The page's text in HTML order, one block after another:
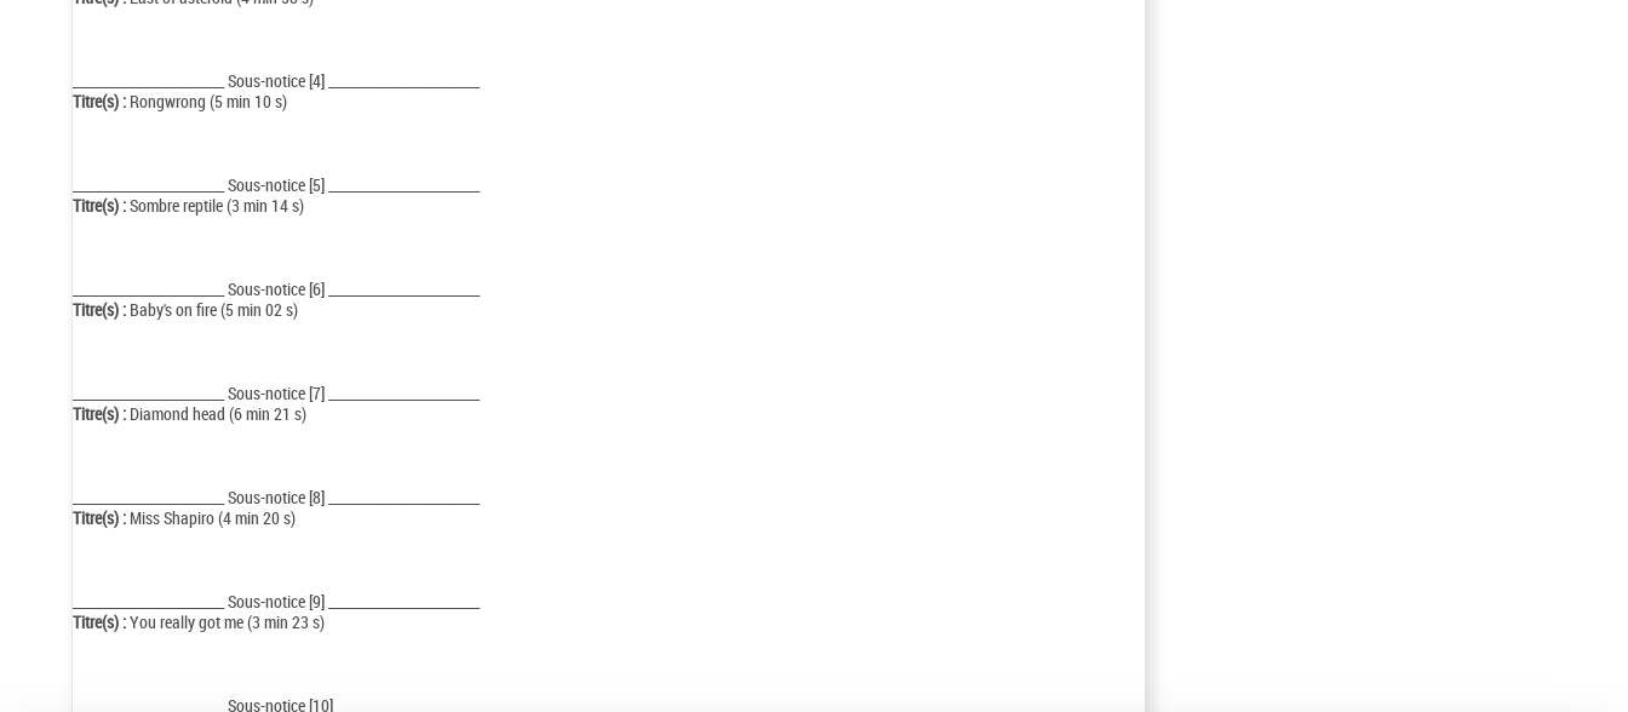
_________________________ Sous-notice [4] _________________________
Titre(s) : Rongwrong (5 min 10 s)
_________________________ Sous-notice [5] _________________________
Titre(s) :Sombre reptile (3 min 14 s)
_________________________ Sous-notice [6] _________________________
Titre(s) : Baby's on fire (5 min 02 s)
_________________________ Sous-notice [7] _________________________
Titre(s) : Diamond head (6 min 21 s)
_________________________ Sous-notice [8] _________________________
Titre(s) : Miss Shapiro (4 min 20 s)
_________________________ Sous-notice [9] _________________________
Titre(s) :You really got me (3 min 23 s)
_________________________ Sous-notice [10] _________________________